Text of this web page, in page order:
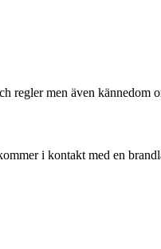
regler men även kännedom
i kontakt med en